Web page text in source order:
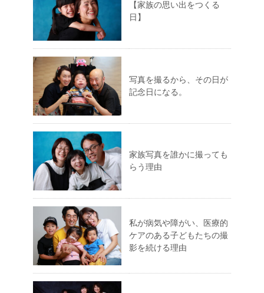
【家族の思い出をつくる
日】
写真を撮るから、その日が
記念日になる。
家族写真を誰かに撮っても
らう理由
私が病気や障がい、医療的
ケアのある子どもたちの撮
影を続ける理由